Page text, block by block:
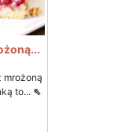
mrożoną
to... ⇖